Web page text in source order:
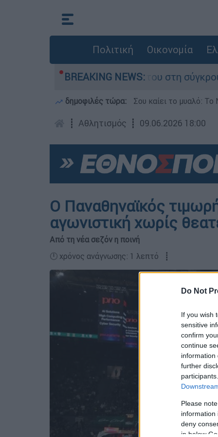
Do Not
If you wish
sensitive
confirm
continue
information
further
Please
information
deny
in below
Πολιτική Οικονομία
BREAKING NEWS:
που έχασε τη ζωή του στη σύγκρουση
δημοφιλές τώρα: Σου καίει το μυαλό:
┋ Αθλητισμός ┋ 09.06.2026 18:00
Ο Παναθηναϊκός
αγωνιστική χωρίς
Από τη νέα σεζόν η ποινή
🕛 χρόνος ανάγνωσης: 1 λεπτό ┋